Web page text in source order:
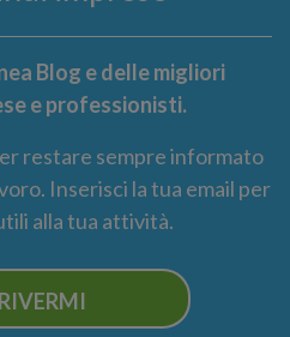
Blog e delle migliori
e professionisti.
restare sempre informato
Inserisci la tua email per
alla tua attività.